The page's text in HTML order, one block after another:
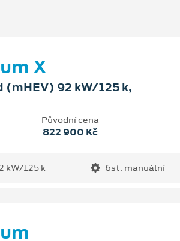
X
(mHEV) 92 kW/125 k,
Původní cena
822 900 Kč
kW/125 k 6st. manuální